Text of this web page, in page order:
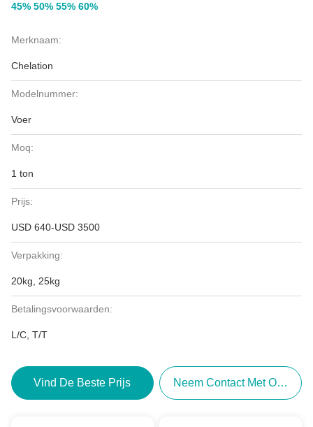
45% 50% 55% 60%
Merknaam:
Chelation
Modelnummer:
Voer
Moq:
1 ton
Prijs:
USD 640-USD 3500
Verpakking:
20kg, 25kg
Betalingsvoorwaarden:
L/C, T/T
Vind De Beste Prijs Neem Contact Met Ons Op